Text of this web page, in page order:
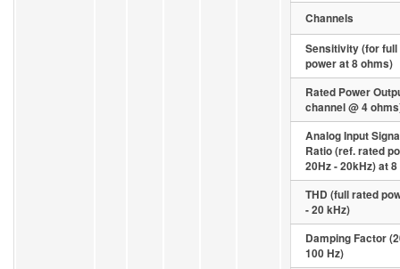
Channels
Sensitivity (for full
power at 8 ohms)
Rated Power
channel @ 4
Analog Input
Ratio (ref. rated
20Hz - 20kHz) at
THD (full rated
- 20 kHz)
Damping Factor
100 Hz)